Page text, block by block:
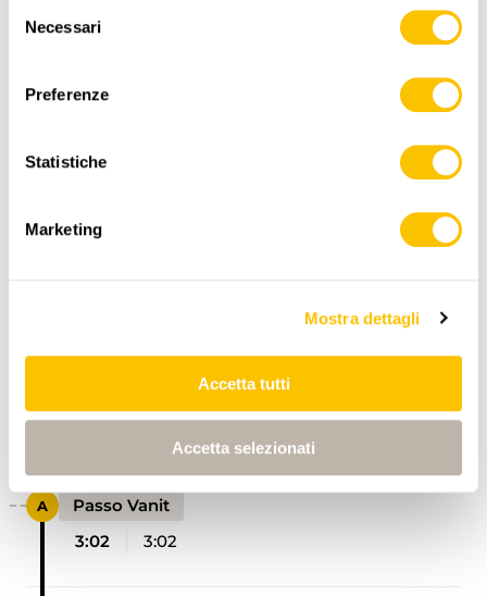
delNecessari
Preferenze
Statistiche
Marketing
Mostra dettagli
Accetta tutti
Accetta selezionati
Dati:
swisstopo
0:00
0:00
Passo Vanit
3:02
3:02